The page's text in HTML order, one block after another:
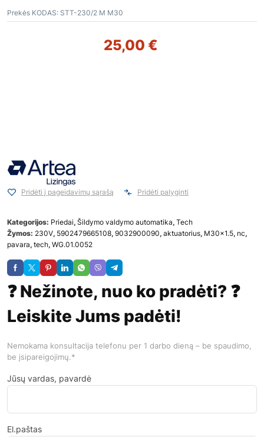
Prekės KODAS: STT-230/2 M M30
25,00 €
Pridėti į pageidavimų sąrašą Pridėti palyginti
Kategorijos: Priedai, Šildymo valdymo automatika, Tech
Žymos: 230V, 5902479665108, 9032900090, aktuatorius, M30x1.5, nc,
pavara, tech, WG.01.0052
❓ Nežinote, nuo ko pradėti? ❓
Leiskite Jums padėti!
Nemokama konsultacija telefonu per 1 darbo dieną – be spaudimo,
be įsipareigojimų.*
Jūsų vardas, pavardė
El.paštas